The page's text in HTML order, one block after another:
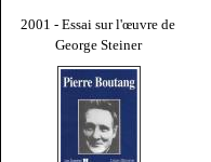
2001 - Essai sur l'œuvre de
George Steiner